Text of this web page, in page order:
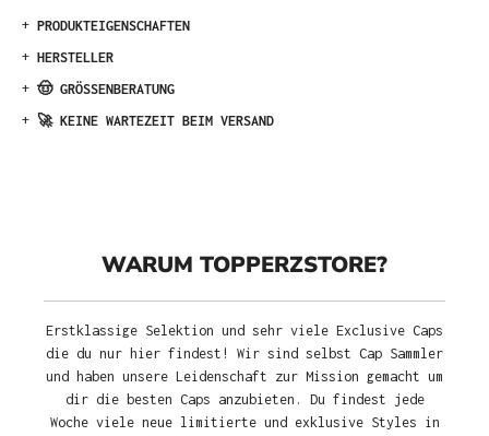
+ PRODUKTEIGENSCHAFTEN
+ HERSTELLER
+ 🤠 GRÖSSENBERATUNG
+ 🚀 KEINE WARTEZEIT BEIM VERSAND
WARUM TOPPERZSTORE?
Erstklassige Selektion und sehr viele Exclusive Caps
die du nur hier findest! Wir sind selbst Cap Sammler
und haben unsere Leidenschaft zur Mission gemacht um
dir die besten Caps anzubieten. Du findest jede
Woche viele neue limitierte und exklusive Styles in